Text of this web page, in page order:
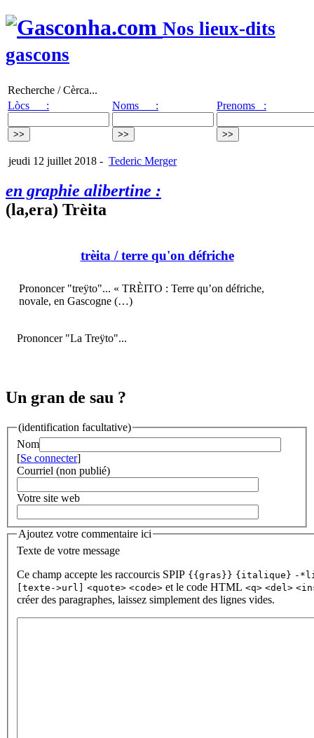
Nos lieux-dits
gascons
Recherche / Cèrca...
Lòcs :
Noms : Prenoms :
jeudi 12 juillet 2018 - Tederic Merger
en graphie alibertine :
(la,era) Trèita
trèita/ terre qu'on défriche
Prononcer "treÿto"... « TRÈITO : Terre qu’on défriche,
novale, en Gascogne (…)
Prononcer "La Treÿto"...
Un gran de sau ?
(identification facultative)
Nom
[Se connecter]
Courriel (non publié)
Votre site web
Ajoutez votre commentaire ici
Texte de votre message
Ce champ accepte les raccourcis SPIP {{gras}} {italique} -
[texte->url] <quote> <code> et le code HTML <q> <del>
créer des paragraphes, laissez simplement des lignes vides.